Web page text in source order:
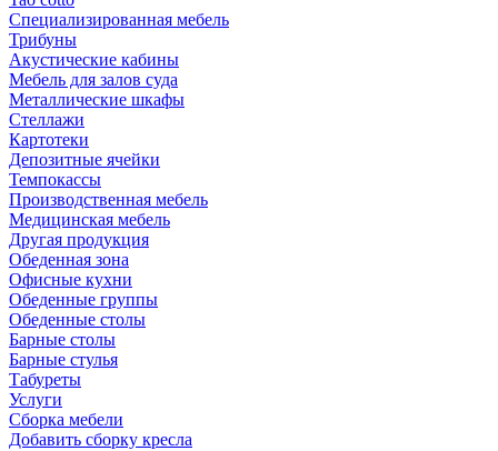
Специализированная мебель
Трибуны
Акустические кабины
Мебель для залов суда
Металлические шкафы
Стеллажи
Картотеки
Депозитные ячейки
Темпокассы
Производственная мебель
Медицинская мебель
Другая продукция
Обеденная зона
Офисные кухни
Обеденные группы
Обеденные столы
Барные столы
Барные стулья
Табуреты
Услуги
Сборка мебели
Добавить сборку кресла